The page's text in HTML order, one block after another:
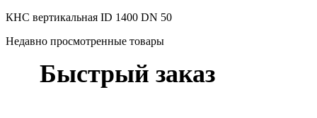
КНС вертикальная ID 1400 DN 50
Недавно просмотренные товары
Быстрый заказ